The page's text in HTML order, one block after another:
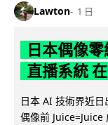
Lawton 1 日
日本偶像
直播系統
日本 AI 技術界近
偶像前 Juice=Juice